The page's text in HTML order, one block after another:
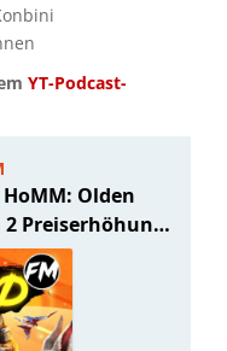
YT-Podcast-